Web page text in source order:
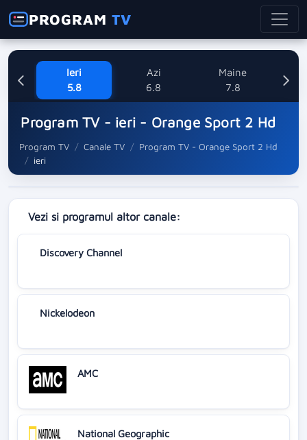
PROGRAMTV
Ieri
5.8
Azi
6.8
Maine
7.8
Program TV - ieri - Orange Sport 2 Hd
Program TV Canale TV
Program TV - Orange Sport 2 Hd
ieri
Vezi si programul altor canale:
Discovery Channel
Nickelodeon
AMC
National Geographic